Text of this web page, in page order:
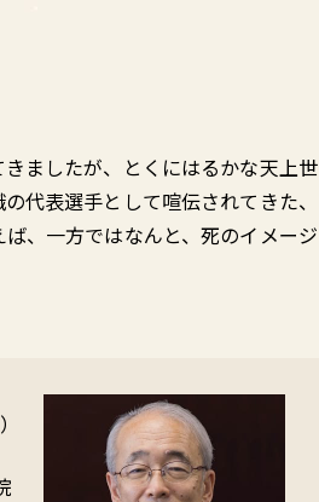
ましたが、とくにはるかな天上世
代表選手として喧伝されてきた、
、一方ではなんと、死のイメージ